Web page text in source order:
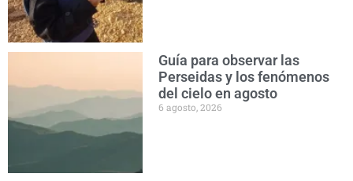
Guía para observar las
Perseidas y los fenómenos
del cielo en agosto
6 agosto, 2026